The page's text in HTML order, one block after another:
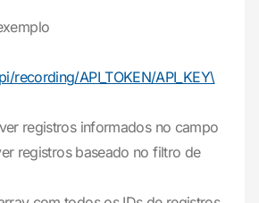
recording/API_TOKEN/API_KEY\
registros informados no campo
registros baseado no filtro de